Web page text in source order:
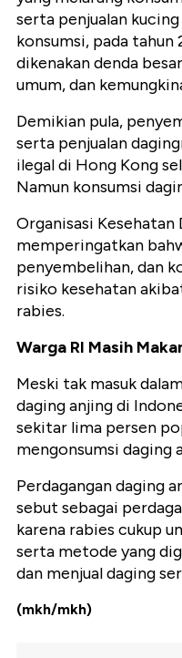
serta penjualan
konsumsi, pada tahun
dikenakan denda
umum, dan
Demikian pula,
serta penjualan
ilegal di Hong Kong
Namun konsumsi
Organisasi Kesehatan
memperingatkan
penyembelihan, dan
risiko kesehatan
rabies.
Warga RI Masih
Meski tak masuk
daging anjing di
sekitar lima persen
mengonsumsi daging
Perdagangan daging
sebut sebagai
karena rabies cukup
serta metode yang
dan menjual daging
(mkh/mkh)